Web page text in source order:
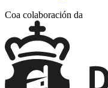
Coa colaboración da